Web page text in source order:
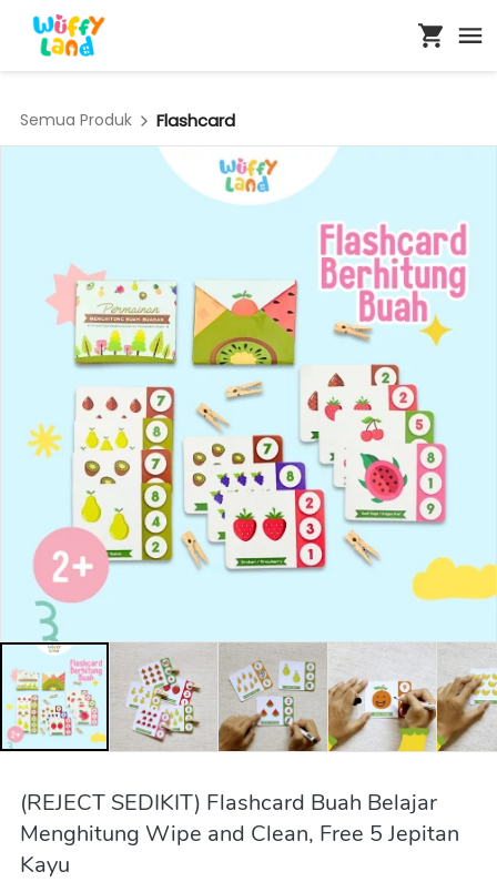
Semua Produk Flashcard
(REJECT SEDIKIT) Flashcard Buah Belajar
Menghitung Wipe and Clean, Free 5 Jepitan
Kayu